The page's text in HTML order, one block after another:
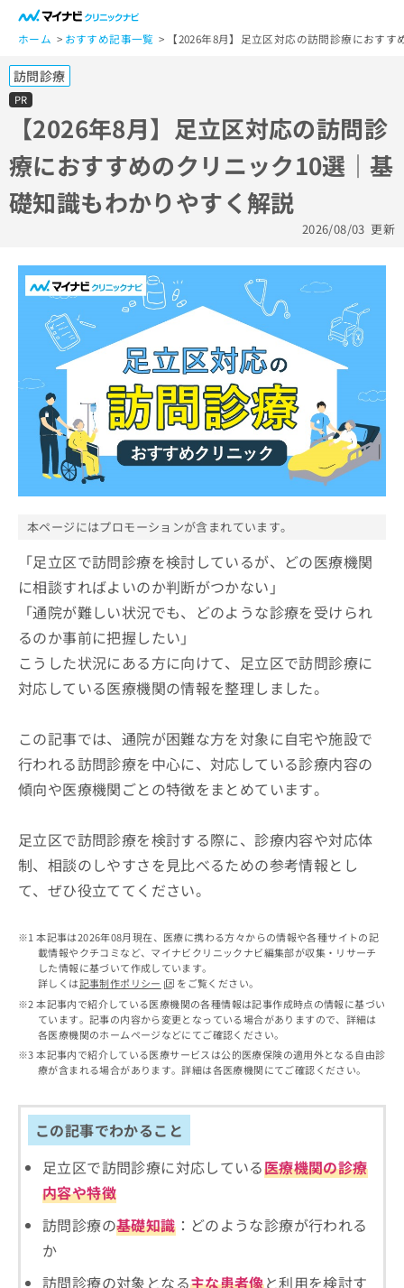
ホーム おすすめ記事一覧 【2026年8月】足立区対応の訪問診療におす
訪問診療
PR
【2026年8月】足立区対応の訪問診
療におすすめのクリニック10選｜基
礎知識もわかりやすく解説
2026/08/03 更新
本ページにはプロモーションが含まれています。
「足立区で訪問診療を検討しているが、どの医療機関
に相談すればよいのか判断がつかない」
「通院が難しい状況でも、どのような診療を受けられ
るのか事前に把握したい」
こうした状況にある方に向けて、足立区で訪問診療に
対応している医療機関の情報を整理しました。
この記事では、通院が困難な方を対象に自宅や施設で
行われる訪問診療を中心に、対応している診療内容の
傾向や医療機関ごとの特徴をまとめています。
足立区で訪問診療を検討する際に、診療内容や対応体
制、相談のしやすさを見比べるための参考情報とし
て、ぜひ役立ててください。
本記事は2026年08月現在、医療に携わる方々からの情報や各種サイトの記
載情報やクチコミなど、マイナビクリニックナビ編集部が収集・リサーチ
した情報に基づいて作成しています。
詳しくは記事制作ポリシー
をご覧ください。
本記事内で紹介している医療機関の各種情報は記事作成時点の情報に基づい
ています。記事の内容から変更となっている場合がありますので、詳細は
各医療機関のホームページなどにてご確認ください。
本記事内で紹介している医療サービスは公的医療保険の適用外となる自由診
療が含まれる場合があります。詳細は各医療機関にてご確認ください。
この記事でわかること
足立区で訪問診療に対応している医療機関の診療
内容や特徴
訪問診療の基礎知識：どのような診療が行われる
か
訪問診療の対象となる主な患者像と利用を検討す
一
般
ー
ザ
ー
の
方
は
こ
ち
マ
リ
す
お
い
合
わ
せ
は
こ
らは
マイ
ナビ
ニッ
クナ
ビサ
イト
への
フォ
ーム
とな
りま
す。
クリ
ニッ
予
約・
のご
など
きま
せん
ので
承く
ださ
い。
医
療
の
広
出
稿
の
お
問
合
わ
こ
ち
ら
料
の
ご
請
こ
情
充
お
申
み
告
代
店
の
方
は
こ
ち
広
告
出
の
お
問
い
せ
ち
資
ご
求
は
ら
料
告
お